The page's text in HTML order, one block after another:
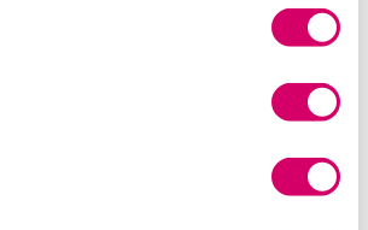
från våra Srf Partners
– för utbildningsleverantörer